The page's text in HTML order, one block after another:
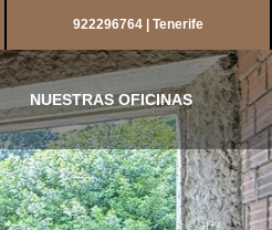
922296764 | Tenerife
NUESTRAS OFICINAS